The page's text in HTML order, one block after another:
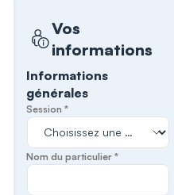
Vos
informations
Informations
générales
Session *
Nom du particulier *